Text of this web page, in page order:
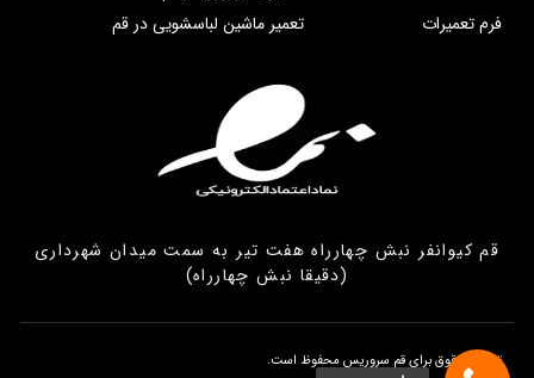
فرم تعمیرات
تعمیر ماشین لباسشویی در قم
قم کیوانفر نبش چهارراه هفت تیر به سمت میدان شهرداری
(دقیقا نبش چهارراه)
تمامی حقوق برای قم سروریس محفوظ است.